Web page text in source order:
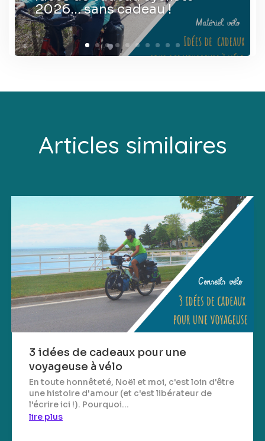
2026… sans cadeau !
Articles similaires
3 idées de cadeaux pour une
voyageuse à vélo
En toute honnêteté, Noël et moi, c'est loin d'être
une histoire d'amour (et c'est libérateur de
l'écrire ici !). Pourquoi...
lire plus